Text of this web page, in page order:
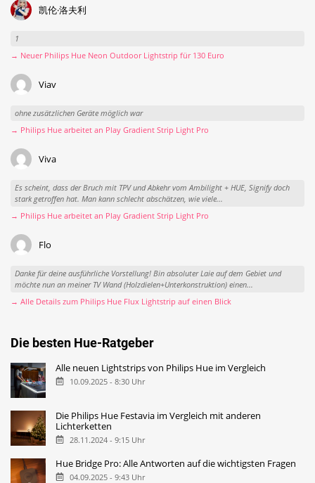
凯伦·洛夫利
1
→ Neuer Philips Hue Neon Outdoor Lightstrip für 130 Euro
Viav
ohne zusätzlichen Geräte möglich war
→ Philips Hue arbeitet an Play Gradient Strip Light Pro
Viva
Es scheint, dass der Bruch mit TPV und Abkehr vom Ambilight + HUE, Signify doch
stark getroffen hat. Man kann schlecht abschätzen, wie viele...
→ Philips Hue arbeitet an Play Gradient Strip Light Pro
Flo
Danke für deine ausführliche Vorstellung! Bin absoluter Laie auf dem Gebiet und
möchte nun an meiner TV Wand (Holzdielen+Unterkonstruktion) einen...
→ Alle Details zum Philips Hue Flux Lightstrip auf einen Blick
Die besten Hue-Ratgeber
Alle neuen Lightstrips von Philips Hue im Vergleich
10.09.2025 - 8:30 Uhr
Die Philips Hue Festavia im Vergleich mit anderen
Lichterketten
28.11.2024 - 9:15 Uhr
Hue Bridge Pro: Alle Antworten auf die wichtigsten Fragen
04.09.2025 - 9:43 Uhr